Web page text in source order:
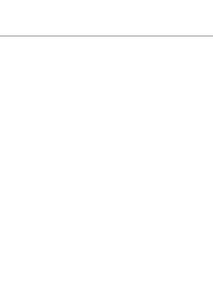
wird dabei nicht